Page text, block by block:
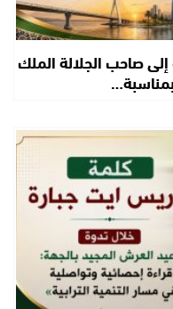
صاحب الجلالة الملك